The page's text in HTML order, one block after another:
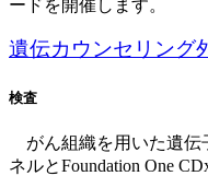
ードを開催します。
遺伝カウンセリング
検査
がん組織を用いた遺伝
ネルとFoundation One